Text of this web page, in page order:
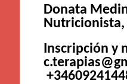
Donata
Inscripción y